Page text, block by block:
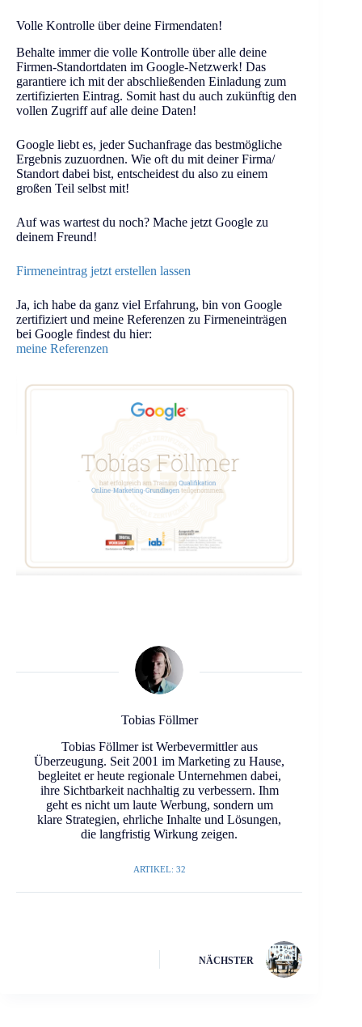
Volle Kontrolle über deine Firmendaten!
Behalte immer die volle Kontrolle über alle deine
Firmen-Standortdaten im Google-Netzwerk! Das
garantiere ich mit der abschließenden Einladung zum
zertifizierten Eintrag. Somit hast du auch zukünftig den
vollen Zugriff auf alle deine Daten!
Google liebt es, jeder Suchanfrage das bestmögliche
Ergebnis zuzuordnen. Wie oft du mit deiner Firma/
Standort dabei bist, entscheidest du also zu einem
großen Teil selbst mit!
Auf was wartest du noch? Mache jetzt Google zu
deinem Freund!
Firmeneintrag jetzt erstellen lassen
Ja, ich habe da ganz viel Erfahrung, bin von Google
zertifiziert und meine Referenzen zu Firmeneinträgen
bei Google findest du hier:
meine Referenzen
Tobias Föllmer
Tobias Föllmer ist Werbevermittler aus
Überzeugung. Seit 2001 im Marketing zu Hause,
begleitet er heute regionale Unternehmen dabei,
ihre Sichtbarkeit nachhaltig zu verbessern. Ihm
geht es nicht um laute Werbung, sondern um
klare Strategien, ehrliche Inhalte und Lösungen,
die langfristig Wirkung zeigen.
ARTIKEL: 32
NÄCHSTER